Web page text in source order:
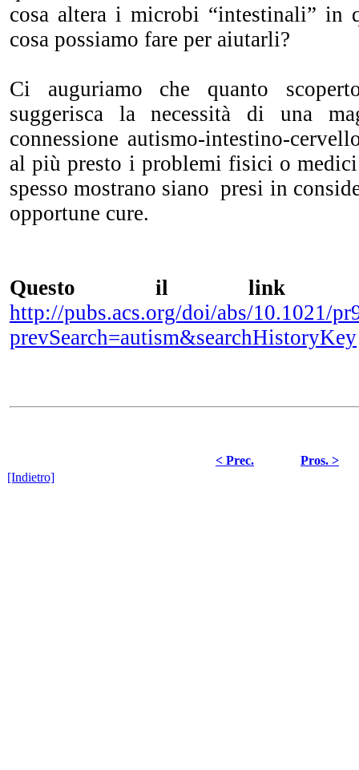
cosa altera i microbi “intestinali” in
cosa possiamo fare per aiutarli?
Ci auguriamo che quanto
suggerisca la necessità di una
connessione autismo-intestino-
al più presto i problemi fisici o
spesso mostrano siano presi in
opportune cure.
Questo il link
http://pubs.acs.org/doi/abs/10.1021/
prevSearch=autism&searchHistoryKey
< Prec.
Pros. >
[Indietro]